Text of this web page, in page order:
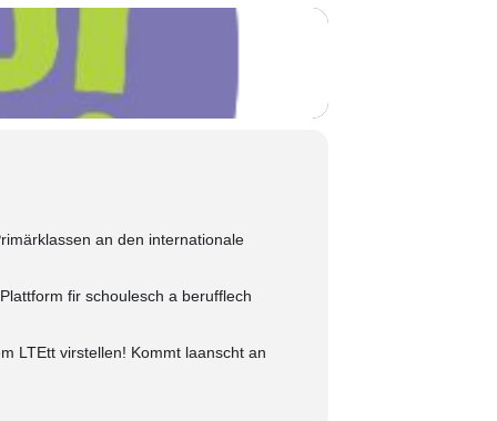
an den internationale
fir schoulesch a berufflech
LTEtt virstellen! Kommt laanscht an